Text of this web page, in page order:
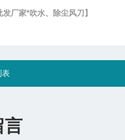
厂家*吹水、除尘风刀】
表
言